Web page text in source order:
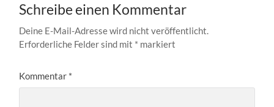
Schreibe einen Kommentar
Deine E-Mail-Adresse wird nicht veröffentlicht.
Erforderliche Felder sind mit * markiert
Kommentar *